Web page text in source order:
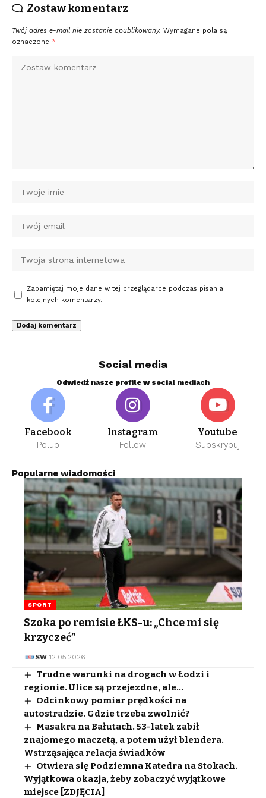
Zostaw komentarz
Twój adres e-mail nie zostanie opublikowany. Wymagane pola są
oznaczone *
Zapamiętaj moje dane w tej przeglądarce podczas pisania
kolejnych komentarzy.
Social media
Odwiedź nasze profile w social mediach
Facebook
Polub
Instagram
Follow
Youtube
Subskrybuj
Popularne wiadomości
SPORT
Szoka po remisie ŁKS-u: „Chce mi się
krzyczeć”
SW 12.05.2026
Trudne warunki na drogach w Łodzi i
regionie. Ulice są przejezdne, ale…
Odcinkowy pomiar prędkości na
autostradzie. Gdzie trzeba zwolnić?
Masakra na Bałutach. 53-latek zabił
znajomego maczetą, a potem użył blendera.
Wstrząsająca relacja świadków
Otwiera się Podziemna Katedra na Stokach.
Wyjątkowa okazja, żeby zobaczyć wyjątkowe
miejsce [ZDJĘCIA]